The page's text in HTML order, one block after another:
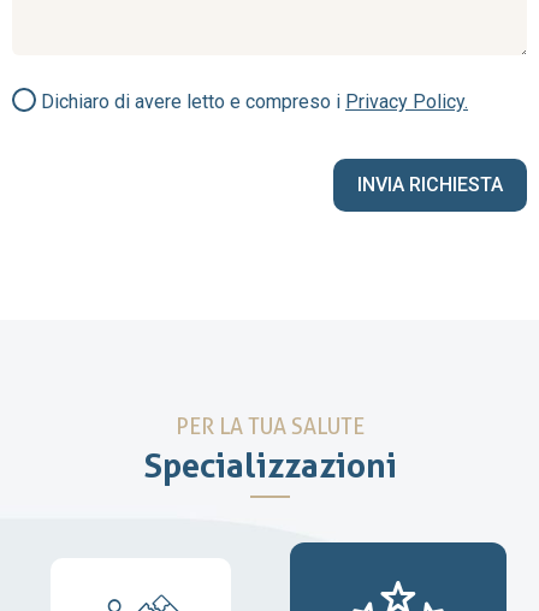
Dichiaro di avere letto e compreso i Privacy Policy.
PER LA TUA SALUTE
Specializzazioni